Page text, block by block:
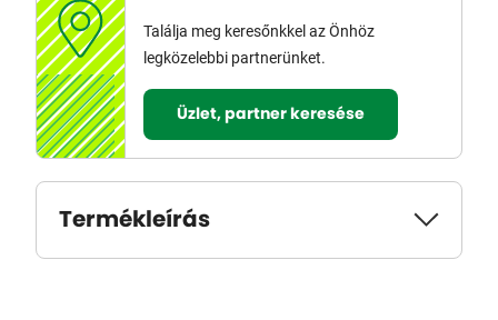
Találja meg keresőnkkel az Önhöz
legközelebbi partnerünket.
Üzlet, partner keresése
Termékleírás